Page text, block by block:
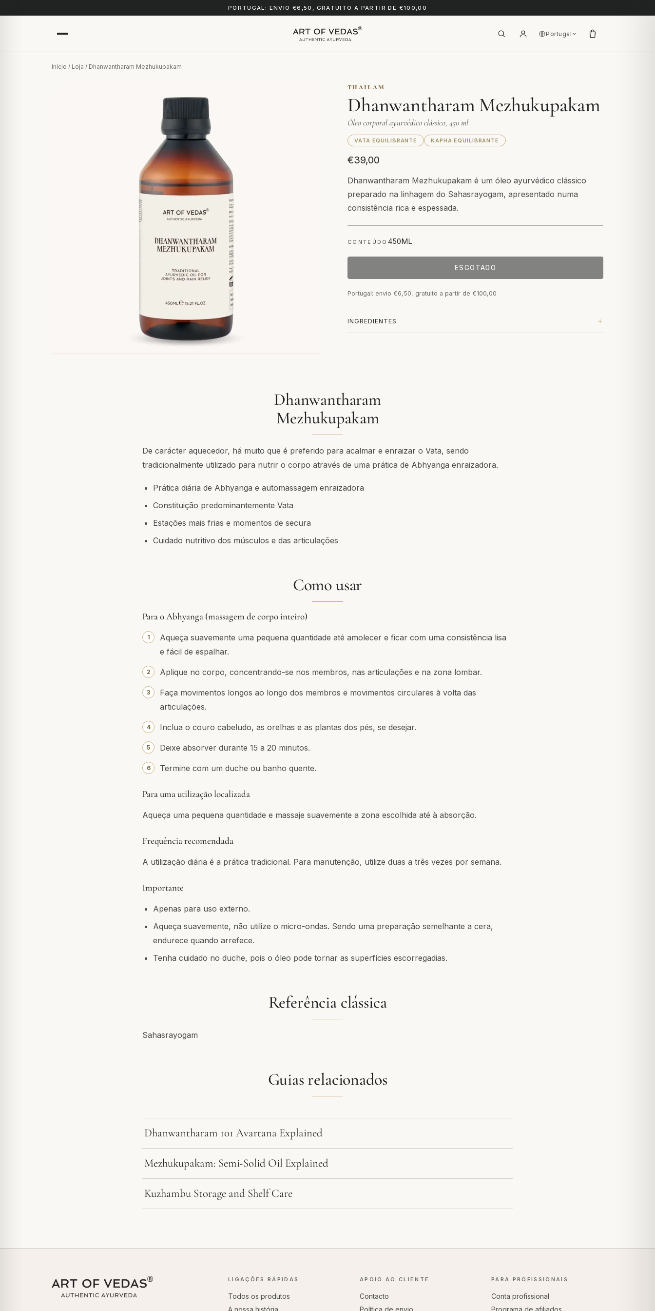
PORTUGAL: ENVIO €6,50, GRATUITO A PARTIR DE €100,00
Portugal
Início / Loja / Dhanwantharam Mezhukupakam
THAILAM
Dhanwantharam Mezhukupakam
Óleo corporal ayurvédico clássico, 450 ml
VATA EQUILIBRANTE KAPHA EQUILIBRANTE
€39,00
Dhanwantharam Mezhukupakam é um óleo ayurvédico clássico
preparado na linhagem do Sahasrayogam, apresentado numa
consistência rica e espessada.
CONTEÚDO 450ML
ESGOTADO
Portugal: envio €6,50, gratuito a partir de €100,00
INGREDIENTES
Dhanwantharam
Mezhukupakam
De carácter aquecedor, há muito que é preferido para acalmar e enraizar o Vata, sendo
tradicionalmente utilizado para nutrir o corpo através de uma prática de Abhyanga enraizadora.
Prática diária de Abhyanga e automassagem enraizadora
Constituição predominantemente Vata
Estações mais frias e momentos de secura
Cuidado nutritivo dos músculos e das articulações
Como usar
Para o Abhyanga (massagem de corpo inteiro)
Aqueça suavemente uma pequena quantidade até amolecer e ficar com uma consistência lisa
e fácil de espalhar.
Aplique no corpo, concentrando-se nos membros, nas articulações e na zona lombar.
Faça movimentos longos ao longo dos membros e movimentos circulares à volta das
articulações.
Inclua o couro cabeludo, as orelhas e as plantas dos pés, se desejar.
Deixe absorver durante 15 a 20 minutos.
Termine com um duche ou banho quente.
Para uma utilização localizada
Aqueça uma pequena quantidade e massaje suavemente a zona escolhida até à absorção.
Frequência recomendada
A utilização diária é a prática tradicional. Para manutenção, utilize duas a três vezes por semana.
Importante
Apenas para uso externo.
Aqueça suavemente, não utilize o micro-ondas. Sendo uma preparação semelhante a cera,
endurece quando arrefece.
Tenha cuidado no duche, pois o óleo pode tornar as superfícies escorregadias.
Referência clássica
Sahasrayogam
Guias relacionados
Dhanwantharam 101 Avartana Explained
Mezhukupakam: Semi-Solid Oil Explained
Kuzhambu Storage and Shelf Care
LIGAÇÕES RÁPIDAS
Todos os produtos
APOIO AO CLIENTE
Contacto
PARA PROFISSIONAIS
Conta profissional